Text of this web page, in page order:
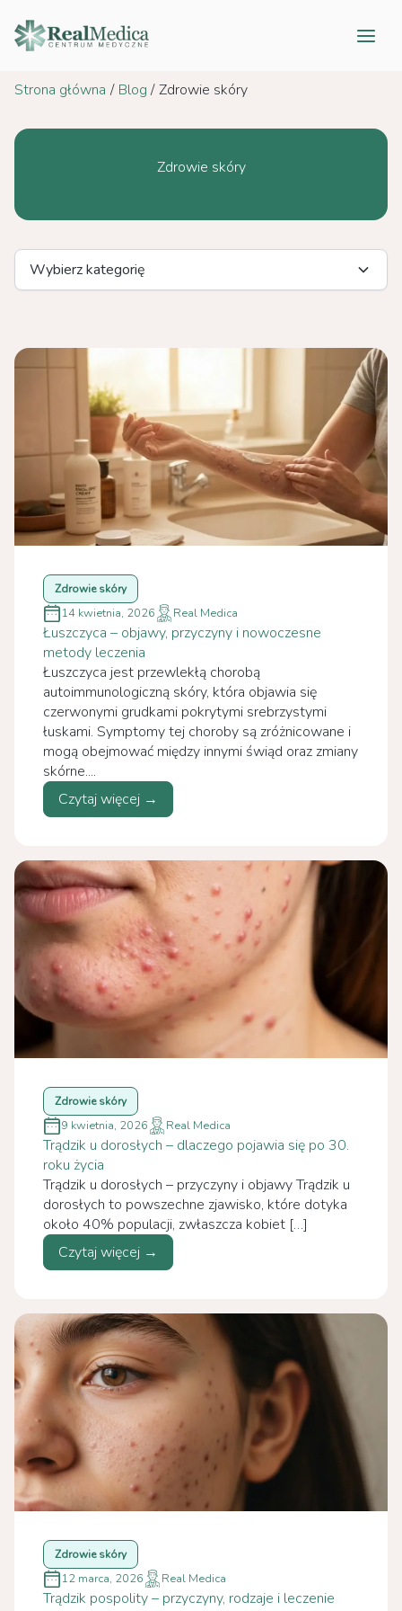
do
treści
Strona główna Blog Zdrowie skóry
Zdrowie skóry
Wybierz kategorię
Zdrowie skóry
14 kwietnia, 2026 Real Medica
Łuszczyca – objawy, przyczyny i nowoczesne
metody leczenia
Łuszczyca jest przewlekłą chorobą
autoimmunologiczną skóry, która objawia się
czerwonymi grudkami pokrytymi srebrzystymi
łuskami. Symptomy tej choroby są zróżnicowane i
mogą obejmować między innymi świąd oraz zmiany
skórne....
Czytaj więcej →
Zdrowie skóry
9 kwietnia, 2026 Real Medica
Trądzik u dorosłych – dlaczego pojawia się po 30.
roku życia
Trądzik u dorosłych – przyczyny i objawy Trądzik u
dorosłych to powszechne zjawisko, które dotyka
około 40% populacji, zwłaszcza kobiet […]
Czytaj więcej →
Zdrowie skóry
12 marca, 2026 Real Medica
Trądzik pospolity – przyczyny, rodzaje i leczenie